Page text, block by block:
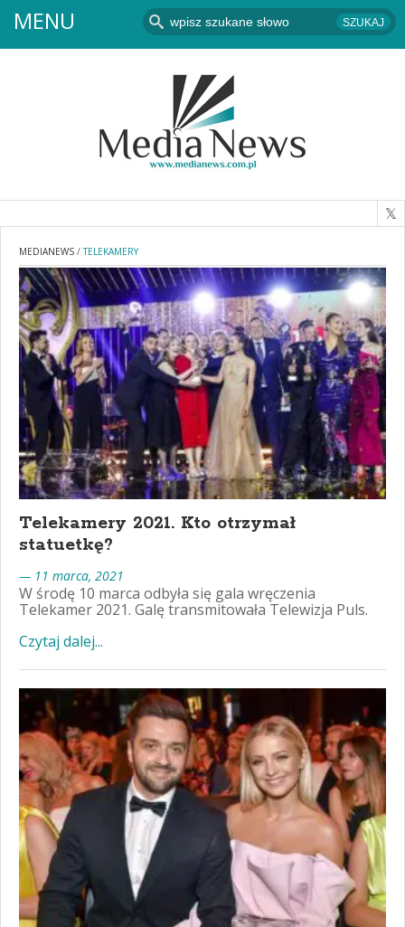
MENU
MEDIANEWS /TELEKAMERY
Telekamery 2021. Kto otrzymał
statuetkę?
— 11 marca, 2021
W środę 10 marca odbyła się gala wręczenia
Telekamer 2021. Galę transmitowała Telewizja Puls.
Czytaj dalej...